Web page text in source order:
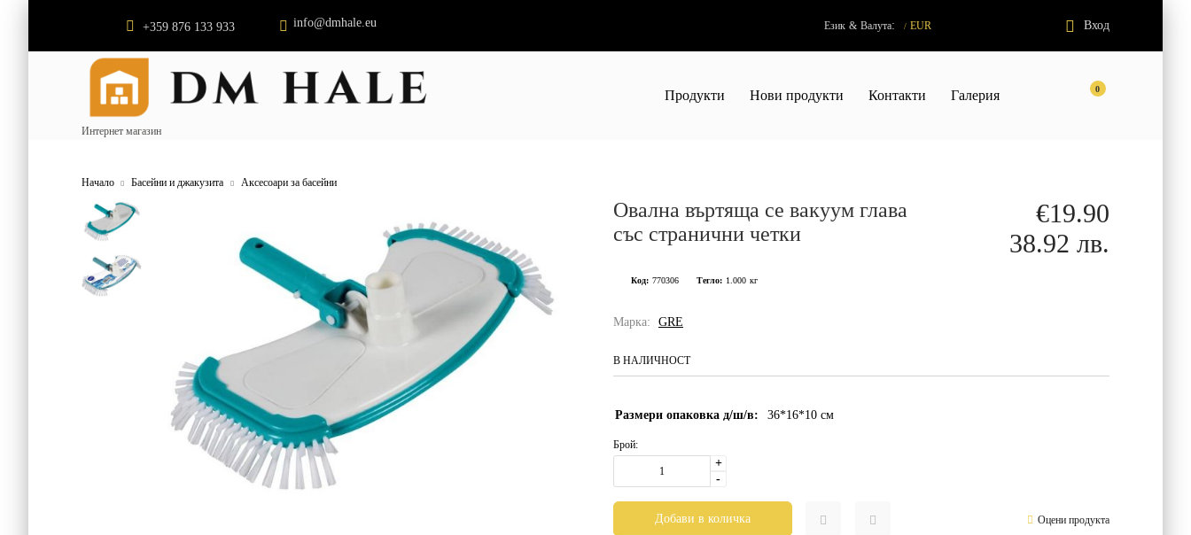
+359 876 133 933 info@dmhale.eu Език & Валута: / EUR Вход
Интернет магазин
0
Продукти Нови продукти Контакти Галерия
Начало Басейни и джакузита Аксесоари за басейни
Овална въртяща се вакуум глава
със странични четки
€19.90
38.92 лв.
Код: 770306 Тегло: 1.000 кг
Марка: GRE
В НАЛИЧНОСТ
Размери опаковка д/ш/в: 36*16*10 см
Брой:
+
-
Оцени продукта